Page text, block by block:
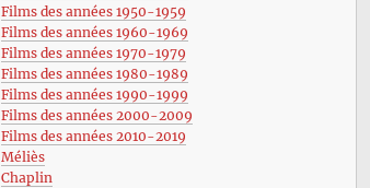
Films des années 1950-1959
Films des années 1960-1969
Films des années 1970-1979
Films des années 1980-1989
Films des années 1990-1999
Films des années 2000-2009
Films des années 2010-2019
Méliès
Chaplin